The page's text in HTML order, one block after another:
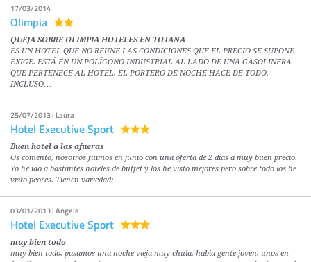
17/03/2014
Olimpia
QUEJA SOBRE OLIMPIA HOTELES EN TOTANA
ES UN HOTEL QUE NO REUNE LAS CONDICIONES QUE EL PRECIO SE SUPONE
EXIGE. ESTÁ EN UN POLÍGONO INDUSTRIAL AL LADO DE UNA GASOLINERA
QUE PERTENECE AL HOTEL, EL PORTERO DE NOCHE HACE DE TODO,
INCLUSO…
25/07/2013 | Laura
Hotel Executive Sport
Buen hotel a las afueras
Os comento, nosotros fuimos en junio con una oferta de 2 días a muy buen precio.
Yo he ido a bastantes hoteles de buffet y los he visto mejores pero sobre todo los he
visto peores. Tienen variedad:…
03/01/2013 | Angela
Hotel Executive Sport
muy bien todo
muy bien todo, pasamos una noche vieja muy chula, habia gente joven, unos en